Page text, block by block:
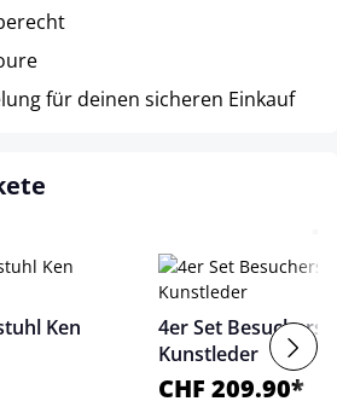
für deinen sicheren Einkauf
Ken
4er Set
Kunstleder
CHF 209.90*